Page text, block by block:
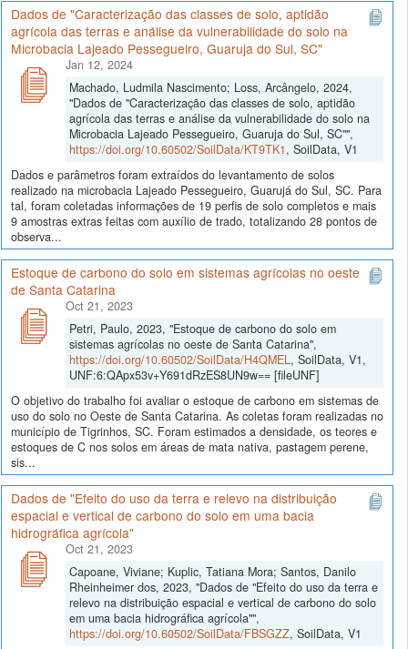
Dados de "Caracterização das classes de solo, aptidão
agrícola das terras e análise da vulnerabilidade do solo na
Microbacia Lajeado Pessegueiro, Guaruja do Sul, SC"
Jan 12, 2024
Machado, Ludmila Nascimento; Loss, Arcângelo, 2024,
"Dados de "Caracterização das classes de solo, aptidão
agrícola das terras e análise da vulnerabilidade do solo na
Microbacia Lajeado Pessegueiro, Guaruja do Sul, SC"",
https://doi.org/10.60502/SoilData/KT9TK1, SoilData, V1
Dados e parâmetros foram extraídos do levantamento de solos
realizado na microbacia Lajeado Pessegueiro, Guarujá do Sul, SC. Para
tal, foram coletadas informações de 19 perfis de solo completos e mais
9 amostras extras feitas com auxílio de trado, totalizando 28 pontos de
observa...
Estoque de carbono do solo em sistemas agrícolas no oeste
de Santa Catarina
Oct 21, 2023
Petri, Paulo, 2023, "Estoque de carbono do solo em
sistemas agrícolas no oeste de Santa Catarina",
https://doi.org/10.60502/SoilData/H4QMEL, SoilData, V1,
UNF:6:QApx53v+Y691dRzES8UN9w== [fileUNF]
O objetivo do trabalho foi avaliar o estoque de carbono em sistemas de
uso do solo no Oeste de Santa Catarina. As coletas foram realizadas no
município de Tigrinhos, SC. Foram estimados a densidade, os teores e
estoques de C nos solos em áreas de mata nativa, pastagem perene,
sis...
Dados de "Efeito do uso da terra e relevo na distribuição
espacial e vertical de carbono do solo em uma bacia
hidrográfica agrícola"
Oct 21, 2023
Capoane, Viviane; Kuplic, Tatiana Mora; Santos, Danilo
Rheinheimer dos, 2023, "Dados de "Efeito do uso da terra e
relevo na distribuição espacial e vertical de carbono do solo
em uma bacia hidrográfica agrícola"",
https://doi.org/10.60502/SoilData/FBSGZZ, SoilData, V1